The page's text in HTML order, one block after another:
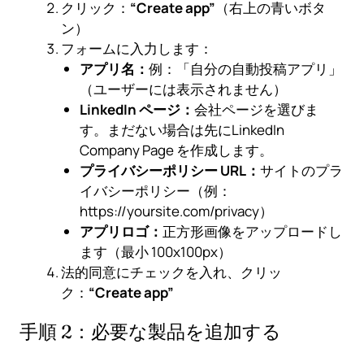
クリック： “Create app” （右上の青いボタ
ン）
フォームに入力します：
アプリ名： 例：「自分の自動投稿アプリ」
（ユーザーには表示されません）
LinkedIn ページ： 会社ページを選びま
す。まだない場合は先にLinkedIn
Company Page を作成します。
プライバシーポリシー URL： サイトのプラ
イバシーポリシー（例：
https://yoursite.com/privacy）
アプリロゴ： 正方形画像をアップロードし
ます（最小 100x100px）
法的同意にチェックを入れ、クリッ
ク： “Create app”
手順 2：必要な製品を追加する